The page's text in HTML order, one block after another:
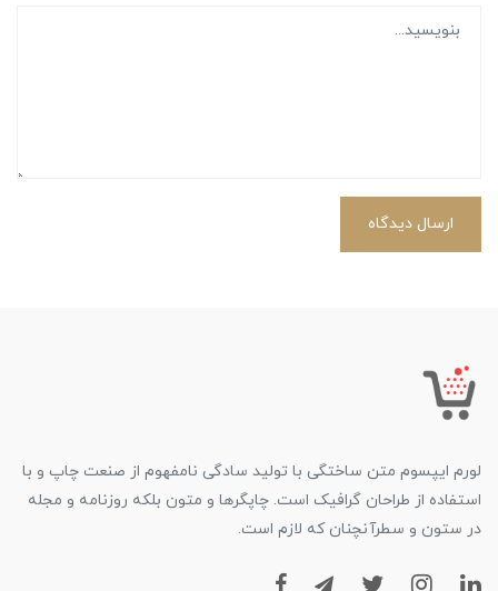
ارسال دیدگاه
لورم ایپسوم متن ساختگی با تولید سادگی نامفهوم از صنعت چاپ و با
استفاده از طراحان گرافیک است. چاپگرها و متون بلکه روزنامه و مجله
در ستون و سطرآنچنان که لازم است.